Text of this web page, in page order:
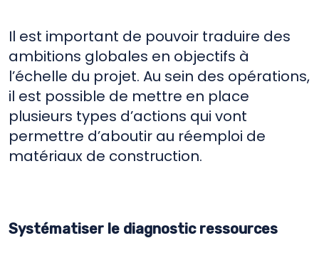
Il est important de pouvoir traduire des
ambitions globales en objectifs à
l’échelle du projet. Au sein des opérations,
il est possible de mettre en place
plusieurs types d’actions qui vont
permettre d’aboutir au réemploi de
matériaux de construction.
Systématiser le diagnostic ressources